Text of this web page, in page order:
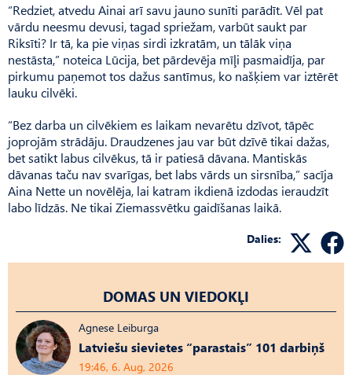
“Redziet, atvedu Ainai arī savu jauno sunīti parādīt. Vēl pat
vārdu neesmu devusi, tagad spriežam, varbūt saukt par
Riksīti? Ir tā, ka pie viņas sirdi izkratām, un tālāk viņa
nestāsta,” noteica Lūcija, bet pārdevēja mīļi pasmaidīja, par
pirkumu paņemot tos dažus santīmus, ko našķiem var iztērēt
lauku cilvēki.
“Bez darba un cilvēkiem es laikam nevarētu dzīvot, tāpēc
joprojām strādāju. Draudzenes jau var būt dzīvē tikai dažas,
bet satikt labus cilvēkus, tā ir patiesā dāvana. Mantiskās
dāvanas taču nav svarīgas, bet labs vārds un sirsnība,” sacīja
Aina Nette un novēlēja, lai katram ikdienā izdodas ieraudzīt
labo līdzās. Ne tikai Ziemassvētku gaidīšanas laikā.
Dalies:
DOMAS UN VIEDOKĻI
Agnese Leiburga
Latviešu sievietes “parastais” 101 darbiņš
19:46, 6. Aug, 2026